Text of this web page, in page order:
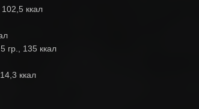
ккал
гр., 135 ккал
ккал